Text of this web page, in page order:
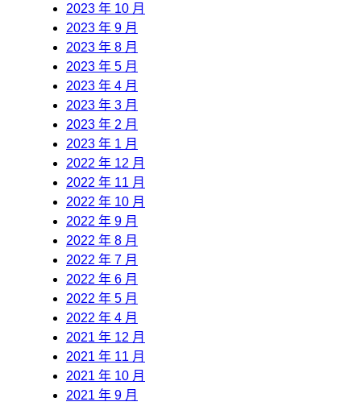
2023 年 10 月
2023 年 9 月
2023 年 8 月
2023 年 5 月
2023 年 4 月
2023 年 3 月
2023 年 2 月
2023 年 1 月
2022 年 12 月
2022 年 11 月
2022 年 10 月
2022 年 9 月
2022 年 8 月
2022 年 7 月
2022 年 6 月
2022 年 5 月
2022 年 4 月
2021 年 12 月
2021 年 11 月
2021 年 10 月
2021 年 9 月